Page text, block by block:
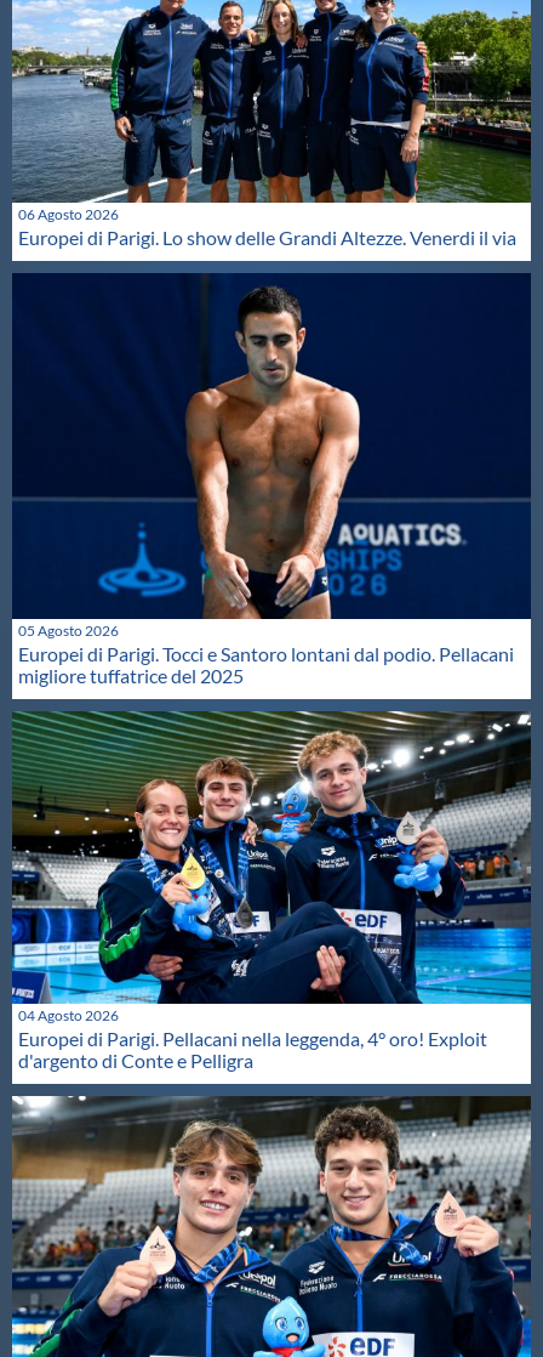
06 Agosto 2026
Europei di Parigi. Lo show delle Grandi Altezze. Venerdi il via
05 Agosto 2026
Europei di Parigi. Tocci e Santoro lontani dal podio. Pellacani
migliore tuffatrice del 2025
04 Agosto 2026
Europei di Parigi. Pellacani nella leggenda, 4° oro! Exploit
d'argento di Conte e Pelligra